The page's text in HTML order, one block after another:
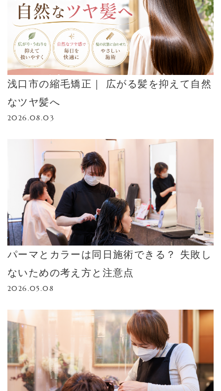
浅口市の縮毛矯正｜ 広がる髪を抑えて自然
なツヤ髪へ
2026.08.03
パーマとカラーは同日施術できる？ 失敗し
ないための考え方と注意点
2026.05.08